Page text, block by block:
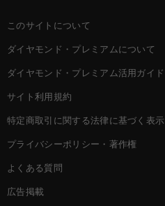
このサイトについて
ダイヤモンド・プレミアムについて
ダイヤモンド・プレミアム活用ガイド
サイト利用規約
特定商取引に関する法律に基づく表示
プライバシーポリシー・著作権
よくある質問
広告掲載